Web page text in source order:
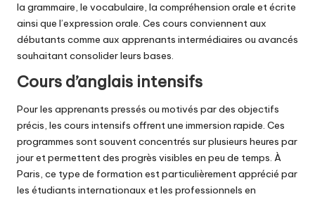
la grammaire, le vocabulaire, la compréhension orale et écrite
ainsi que l’expression orale. Ces cours conviennent aux
débutants comme aux apprenants intermédiaires ou avancés
souhaitant consolider leurs bases.
Cours d’anglais intensifs
Pour les apprenants pressés ou motivés par des objectifs
précis, les cours intensifs offrent une immersion rapide. Ces
programmes sont souvent concentrés sur plusieurs heures par
jour et permettent des progrès visibles en peu de temps. À
Paris, ce type de formation est particulièrement apprécié par
les étudiants internationaux et les professionnels en